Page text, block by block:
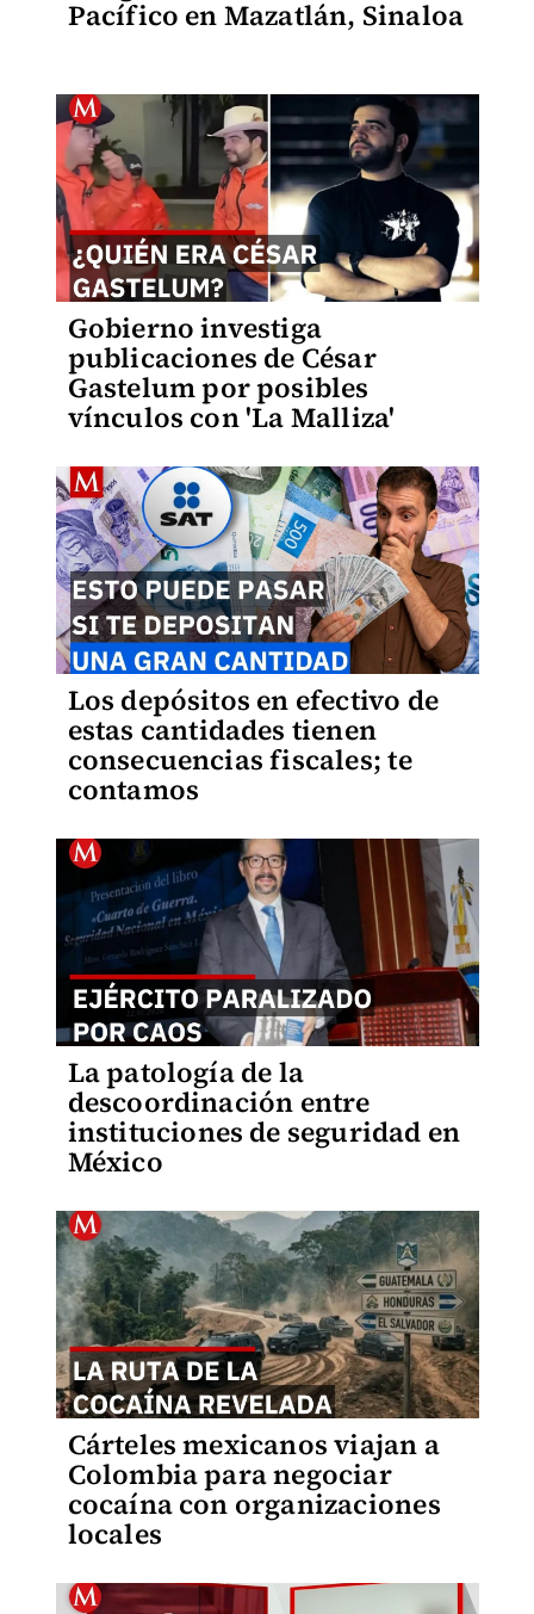
Pacífico en Mazatlán, Sinaloa
Gobierno investiga
publicaciones de César
Gastelum por posibles
vínculos con 'La Malliza'
Los depósitos en efectivo de
estas cantidades tienen
consecuencias fiscales; te
contamos
La patología de la
descoordinación entre
instituciones de seguridad en
México
Cárteles mexicanos viajan a
Colombia para negociar
cocaína con organizaciones
locales